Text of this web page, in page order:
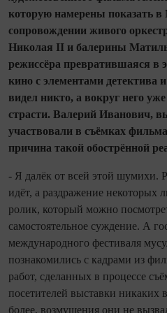
которую намерены показать
сопровождении живого
Николая II и балерины
режиссёра превратившаяся в
кино с элементами
видел никто, а вокруг него
страсти. Валерий Иванович,
участвовали в съёмках
причина такой обострённой
- Я далёк от всей этой шумихи.
идёт, а раздражение некоторых
ролик, который можно
самостоятельное суждение. А
международного фестиваля
познакомились с кадрами из
работ, сделанных в процессе
посетителей выставки никаких
более, возмущения они не